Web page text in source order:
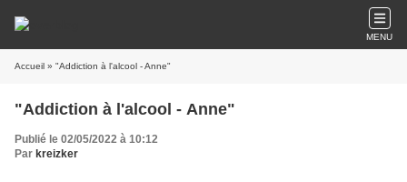
MENU
Accueil » "Addiction à l'alcool - Anne"
"Addiction à l'alcool - Anne"
Publié le 02/05/2022 à 10:12
Par kreizker